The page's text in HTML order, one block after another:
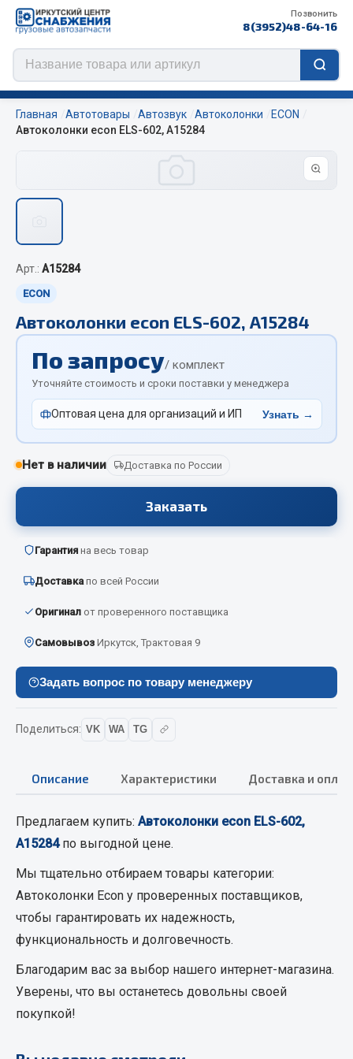
Позвонить
8(3952)48-64-16
QITONG
Отопители салона, подогреватели
Автономные воздушные отопители
Жидкостные подогреватели
Отопители салона
Подогреватели тосола
Автотовары
Автозвук
Автокаталоги
Аптечки и знаки автомобильные
Весь раздел
Смазочные материалы
Масла
Охладжающие жидкости
Технические жидкости
Весь раздел
МЕТИЗЫ
Гайки
Главная Автотовары Автозвук Автоколонки
ECON
Автоколонки econ ELS-602, А15284
Арт.: А15284
EСОN
Автоколонки econ ELS-602, А15284
По запросу/ комплект
Уточняйте стоимость и сроки поставки у менеджера
Оптовая цена для организаций и ИП Узнать →
Нет в наличии Доставка по России
Заказать
Гарантия на весь товар
Доставка по всей России
Оригинал от проверенного поставщика
Самовывоз Иркутск, Трактовая 9
Задать вопрос по товару менеджеру
Поделиться: VK WA TG
Описание Характеристики Доставка и
Предлагаем купить: Автоколонки econ ELS-602,
А15284по выгодной цене.
Мы тщательно отбираем товары категории:
Автоколонки Econ у проверенных поставщиков,
чтобы гарантировать их надежность,
функциональность и долговечность.
Благодарим вас за выбор нашего интернет-магазина.
Уверены, что вы останетесь довольны своей
покупкой!